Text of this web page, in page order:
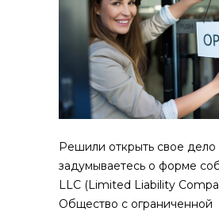
Решили открыть свое дело
задумываетесь о форме
LLC (Limited Liability
Общество с ограниченной